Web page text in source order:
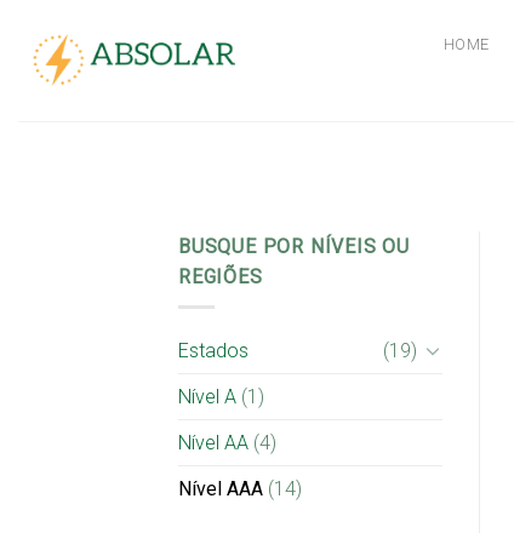
content
HOME
BUSQUE POR NÍVEIS OU
REGIÕES
Estados
(19)
Nível A (1)
Nível AA (4)
Nível AAA (14)